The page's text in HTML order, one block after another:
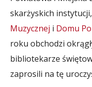
skarżyskich
Muzycznej i Domu
roku obchodzi
bibliotekarze
zaprosili na tę